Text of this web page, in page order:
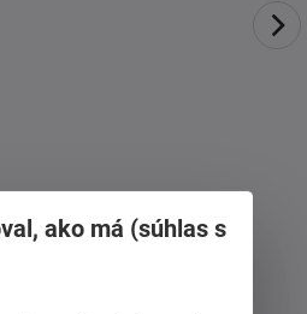
ako má (súhlas s